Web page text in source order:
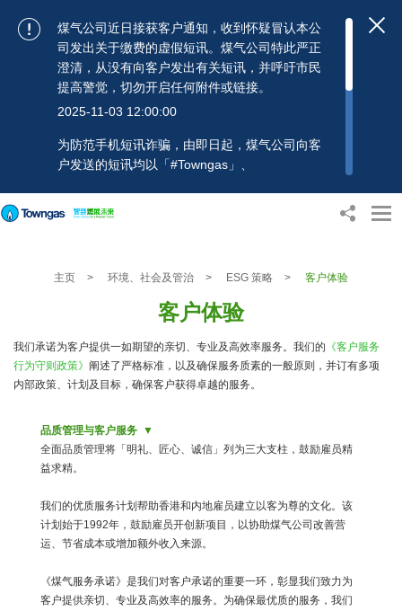
煤气公司近日接获客户通知，收到怀疑冒认本公
司发出关于缴费的虚假短讯。煤气公司特此严正
澄清，从没有向客户发出有关短讯，并呼吁市民
提高警觉，切勿开启任何附件或链接。
2025-11-03 12:00:00
为防范手机短讯诈骗，由即日起，煤气公司向客
户发送的短讯均以「#Towngas」、
个人资料，以免蒙受损失。若有任何疑问，可随
时致电煤气公司客户服务热线：2880 6988或电
邮：towngas.cs@towngas.com 查询。
2024-11-14 17:00:00
主页 > 环境、社会及管治 > ESG 策略 > 客户体验
客户体验
我们承诺为客户提供一如期望的亲切、专业及高效率服务。我们的 《客户服务
行为守则政策》 阐述了严格标准，以及确保服务质素的一般原则，并订有多项
内部政策、计划及目标，确保客户获得卓越的服务。
品质管理与客户服务
全面品质管理将「明礼、匠心、诚信」列为三大支柱，鼓励雇员精
益求精。
我们的优质服务计划帮助香港和内地雇员建立以客为尊的文化。该
计划始于1992年，鼓励雇员开创新项目，以协助煤气公司改善营
运、节省成本或增加额外收入来源。
《煤气服务承诺》是我们对客户承诺的重要一环，彰显我们致力为
客户提供亲切、专业及高效率的服务。为确保最优质的服务，我们